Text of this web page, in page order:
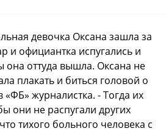
девочка Оксана зашла за
и официантка испугались и
она оттуда вышла. Оксана не
плакать и биться головой о
«ФБ» журналистка. - Тогда их
они не распугали других
тихого больного человека с